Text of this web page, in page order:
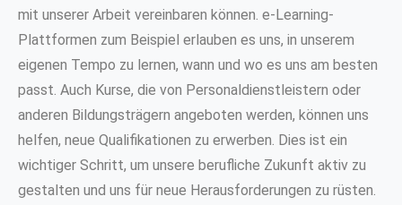
mit unserer Arbeit vereinbaren können. e-Learning-
Plattformen zum Beispiel erlauben es uns, in unserem
eigenen Tempo zu lernen, wann und wo es uns am besten
passt. Auch Kurse, die von Personaldienstleistern oder
anderen Bildungsträgern angeboten werden, können uns
helfen, neue Qualifikationen zu erwerben. Dies ist ein
wichtiger Schritt, um unsere berufliche Zukunft aktiv zu
gestalten und uns für neue Herausforderungen zu rüsten.